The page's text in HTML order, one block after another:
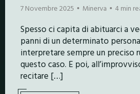
7 Novembre 2025 Minerva 4 min
Spesso ci capita di abituarci a
panni di un determinato
interpretare sempre un preciso
questo caso. E poi,
recitare […]